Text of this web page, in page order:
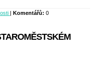
| Komentářů: 0